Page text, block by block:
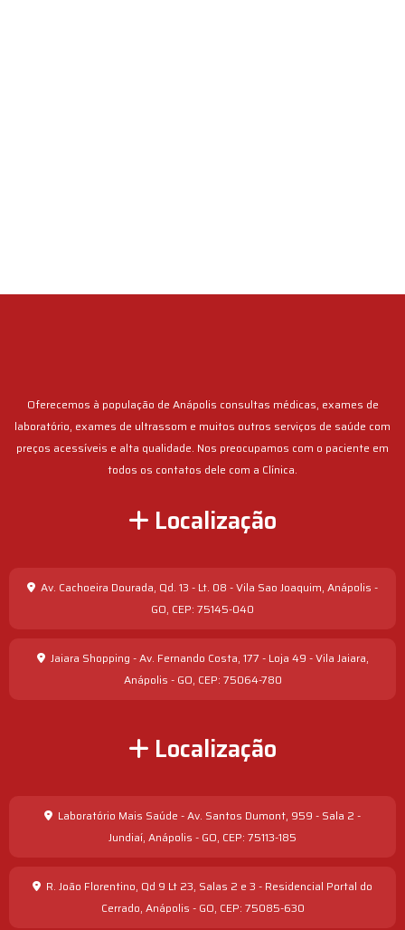
Oferecemos à população de Anápolis consultas médicas, exames de
laboratório, exames de ultrassom e muitos outros serviços de saúde com
preços acessíveis e alta qualidade. Nos preocupamos com o paciente em
todos os contatos dele com a Clínica.
Localização
Av. Cachoeira Dourada, Qd. 13 - Lt. 08 - Vila Sao Joaquim, Anápolis -
GO, CEP: 75145-040
Jaiara Shopping - Av. Fernando Costa, 177 - Loja 49 - Vila Jaiara,
Anápolis - GO, CEP: 75064-780
Localização
Laboratório Mais Saúde - Av. Santos Dumont, 959 - Sala 2 -
Jundiaí, Anápolis - GO, CEP: 75113-185
R. João Florentino, Qd 9 Lt 23, Salas 2 e 3 - Residencial Portal do
Cerrado, Anápolis - GO, CEP: 75085-630